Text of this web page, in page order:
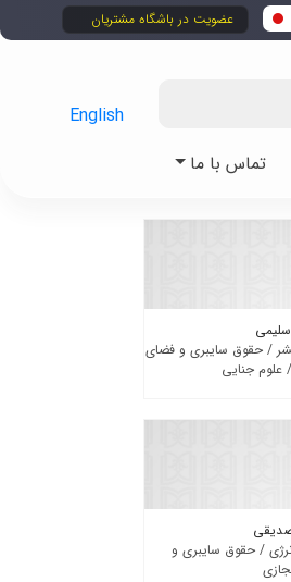
عضویت در باشگاه مشتریان
تماس با ما
English
/ حقوق سایبری و فضای
جنایی
/ حقوق سایبری و